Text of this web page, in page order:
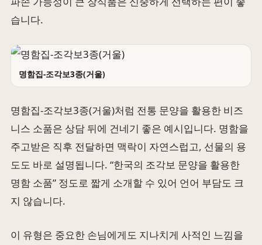
습니다.
명함집-조각보3종(거울)
명함집-조각보3종(거울)처럼 전통 문양을 활용한 비즈
니스 소품은 상담 뒤에 건네기 좋은 예시입니다. 명함을
주고받은 직후 전달하면 맥락이 자연스럽고, 선물의 용
도도 바로 설명됩니다. “한국의 조각보 문양을 활용한
명함 소품” 정도로 짧게 소개할 수 있어 언어 부담도 크
지 않습니다.
이 유형은 중요한 손님에게도 지나치게 사적인 느낌을